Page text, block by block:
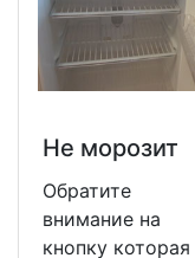
Не морозит
Обратите
внимание на
кнопку которая